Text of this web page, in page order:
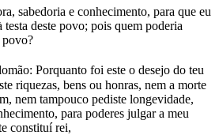
sabedoria e conhecimento, para que eu
testa deste povo; pois quem poderia
povo?
Porquanto foi este o desejo do teu
riquezas, bens ou honras, nem a morte
nem tampouco pediste longevidade,
para poderes julgar a meu
constituí rei,